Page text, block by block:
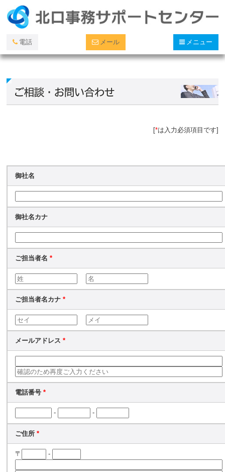
電話 メール メニュー
ご相談・お問い合わせ
[*は入力必須項目です]
御社名
御社名カナ
ご担当者名*
ご担当者名カナ*
メールアドレス*
電話番号*
- -
ご住所*
〒 -